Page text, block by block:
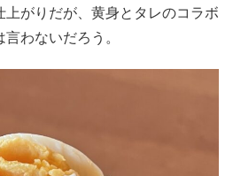
がりだが、黄身とタレのコラボ
わないだろう。